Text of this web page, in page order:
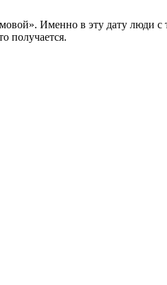
Именно в эту дату люди
получается.